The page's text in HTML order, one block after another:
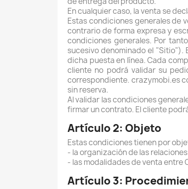
En cualquier caso, la venta se
Estas condiciones generales de
contrario de forma expresa y
condiciones generales. Por
sucesivo denominado el
dicha puesta en línea. Cada
cliente no podrá validar su
correspondiente. crazymobi.es
sin reserva.
Al validar las condiciones
firmar un contrato. El cliente
Artículo 2: Objeto
Estas condiciones tienen por
- la organización de las
- las modalidades de venta
Artículo 3: